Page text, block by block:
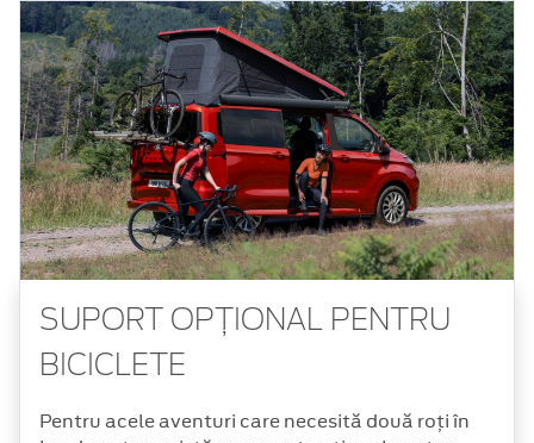
SUPORT OPȚIONAL PENTRU
BICICLETE
Pentru acele aventuri care necesită două roți în